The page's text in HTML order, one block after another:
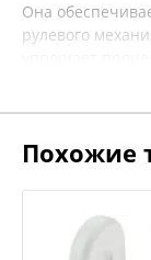
Она
рулевого
условиях.
улучшить
точность и
большинства
Похожие